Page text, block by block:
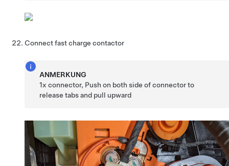
Connect fast charge contactor
ANMERKUNG
1x connector, Push on both side of connector to
release tabs and pull upward